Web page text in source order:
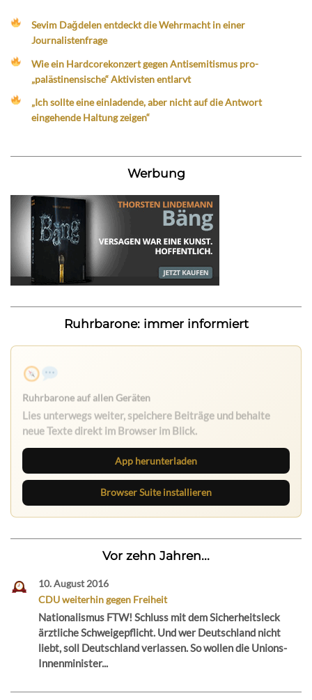
Sevim Dağdelen entdeckt die Wehrmacht in einer
Journalistenfrage
Wie ein Hardcorekonzert gegen Antisemitismus pro-
„palästinensische“ Aktivisten entlarvt
„Ich sollte eine einladende, aber nicht auf die Antwort
eingehende Haltung zeigen“
Werbung
Ruhrbarone: immer informiert
Ruhrbarone auf allen Geräten
Lies unterwegs weiter, speichere Beiträge und behalte
neue Texte direkt im Browser im Blick.
App herunterladen
Browser Suite installieren
Vor zehn Jahren...
10. August 2016
CDU weiterhin gegen Freiheit
Nationalismus FTW! Schluss mit dem Sicherheitsleck
ärztliche Schweigepflicht. Und wer Deutschland nicht
liebt, soll Deutschland verlassen. So wollen die Unions-
Innenminister...